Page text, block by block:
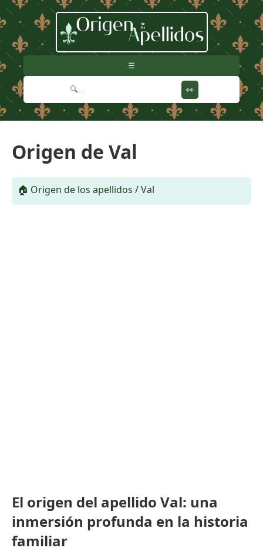
☰
👀
Origen de Val
🏠 Origen de los apellidos /Val
El origen del apellido Val: una
inmersión profunda en la historia
familiar